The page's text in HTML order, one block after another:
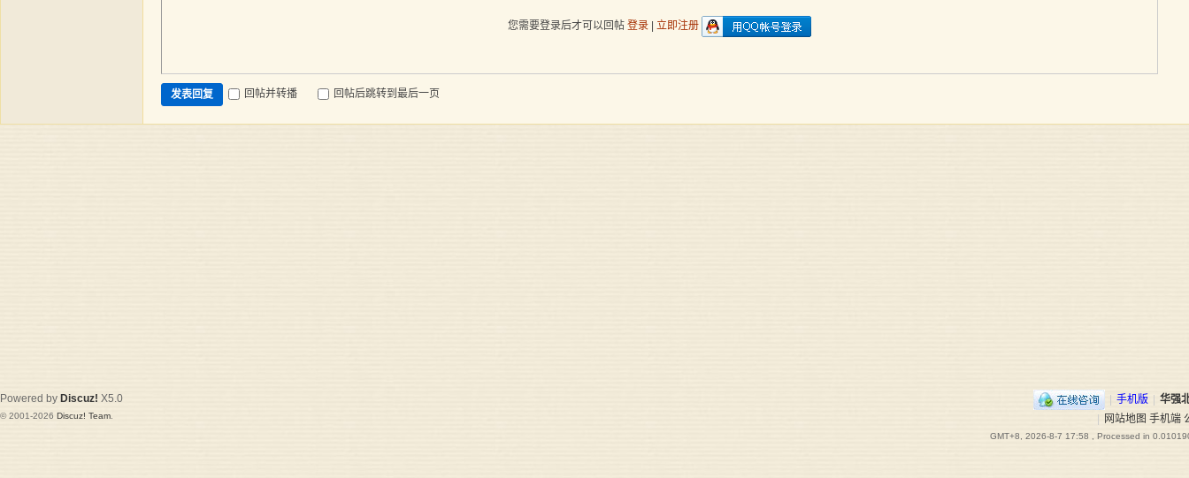
您需要登录后才可以回帖 登录 立即注册
发表回复 回帖并转播 回帖后跳转到最后一页
| 手机版 | 华强
网站地图 手机端
GMT+8, 2026-8-7 17:58 , Processed in
Powered by Discuz! X5.0
© 2001-2026 Discuz! Team